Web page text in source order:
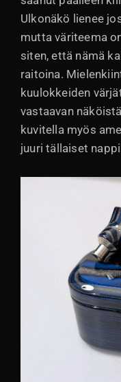
Ulkonäkö lienee
mutta väriteema
siten, että nämä
raitoina.
kuulokkeiden
vastaavan
kuvitella myös
juuri tällaiset